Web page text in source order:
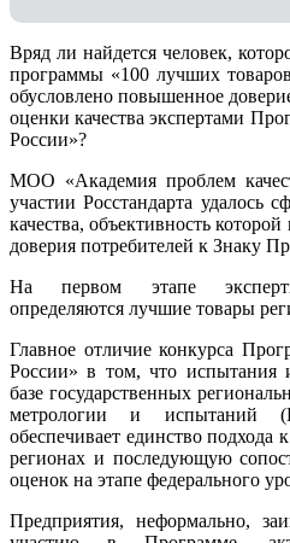
Вряд ли найдется человек,
программы «100 лучших
обусловлено повышенное
оценки качества экспертами
России»?
МОО «Академия проблем
участии Росстандарта удалось
качества, объективность
доверия потребителей к Знаку
На первом этапе
определяются лучшие товары
Главное отличие конкурса
России» в том, что испытания
базе государственных
метрологии и испытаний
обеспечивает единство
регионах и последующую
оценок на этапе федерального
Предприятия, неформально,